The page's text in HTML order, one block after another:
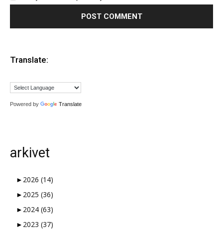
Translate:
Powered by Translate
arkivet
► 2026 (14)
► 2025 (36)
► 2024 (63)
► 2023 (37)